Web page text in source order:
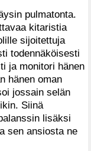
pulmatonta.
kitaristia
sijoitettuja
todennäköisesti
ja monitori hänen
hänen oman
jossain selän
Siinä
lisäksi
sen ansiosta ne